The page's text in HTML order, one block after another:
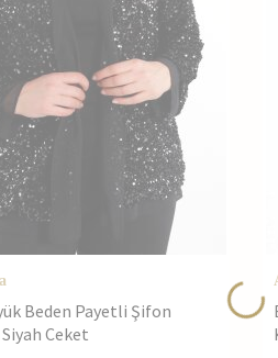
Beden Payetli Şifon
Ceket